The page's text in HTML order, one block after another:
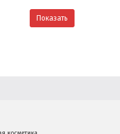
Показать